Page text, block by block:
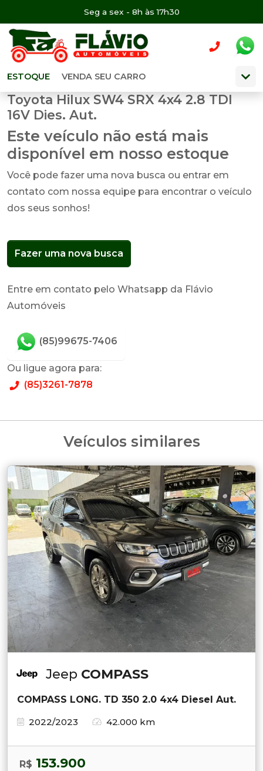
Seg a sex - 8h às 17h30
ESTOQUE VENDA SEU CARRO
Toyota Hilux SW4 SRX 4x4 2.8 TDI
16V Dies. Aut.
Este veículo não está mais
disponível em nosso estoque
Você pode fazer uma nova busca ou entrar em
contato com nossa equipe para encontrar o veículo
dos seus sonhos!
Fazer uma nova busca
Entre em contato pelo Whatsapp da Flávio
Automóveis
(85)99675-7406
Ou ligue agora para:
(85)3261-7878
Veículos similares
Jeep COMPASS
COMPASS LONG. TD 350 2.0 4x4 Diesel Aut.
2022/2023
42.000 km
R$ 153.900